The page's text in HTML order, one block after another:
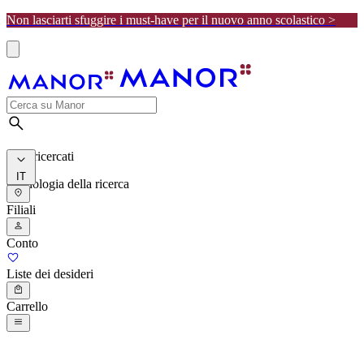
Non lasciarti sfuggire i must-have per il nuovo anno scolastico >
I più ricercati
Cronologia della ricerca
IT
Filiali
Conto
Liste dei desideri
Carrello